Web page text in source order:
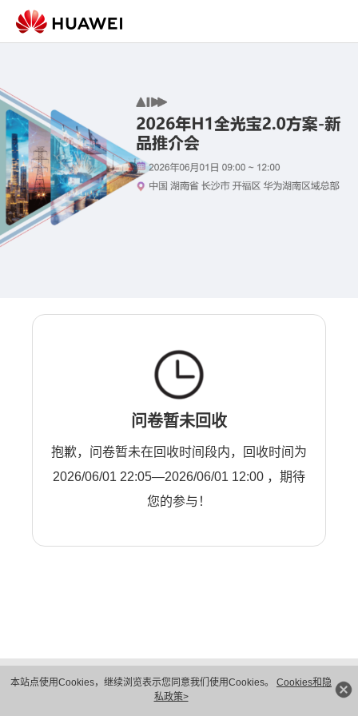
本站点使用Cookies，继续浏览表示您同意我们使用Cookies。 Cookies和隐
私政策>
问卷暂未回收
抱歉，问卷暂未在回收时间段内，回收时间为
2026/06/01 22:05—2026/06/01 12:00 ，期待
您的参与！
隐私保护
法律声明